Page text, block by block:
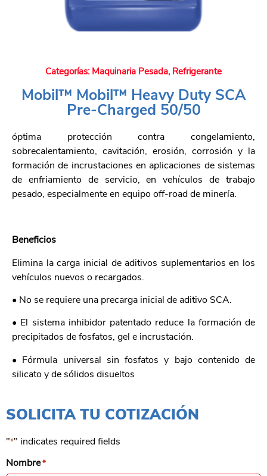
Categorías: Maquinaria Pesada, Refrigerante
Mobil™ Mobil™ Heavy Duty SCA
Pre-Charged 50/50
óptima protección contra congelamiento,
sobrecalentamiento, cavitación, erosión, corrosión y la
formación de incrustaciones en aplicaciones de sistemas
de enfriamiento de servicio, en vehículos de trabajo
pesado, especialmente en equipo off-road de minería.
Beneficios
Elimina la carga inicial de aditivos suplementarios en los
vehículos nuevos o recargados.
• No se requiere una precarga inicial de aditivo SCA.
• El sistema inhibidor patentado reduce la formación de
precipitados de fosfatos, gel e incrustación.
• Fórmula universal sin fosfatos y bajo contenido de
silicato y de sólidos disueltos
SOLICITA TU COTIZACIÓN
"*" indicates required fields
Nombre*